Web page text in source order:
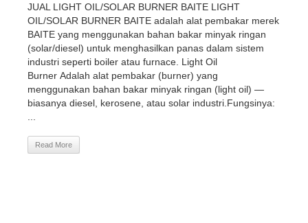
JUAL LIGHT OIL/SOLAR BURNER BAITE LIGHT
OIL/SOLAR BURNER BAITE adalah alat pembakar merek
BAITE yang menggunakan bahan bakar minyak ringan
(solar/diesel) untuk menghasilkan panas dalam sistem
industri seperti boiler atau furnace. Light Oil
Burner Adalah alat pembakar (burner) yang
menggunakan bahan bakar minyak ringan (light oil) —
biasanya diesel, kerosene, atau solar industri.Fungsinya:
Read More